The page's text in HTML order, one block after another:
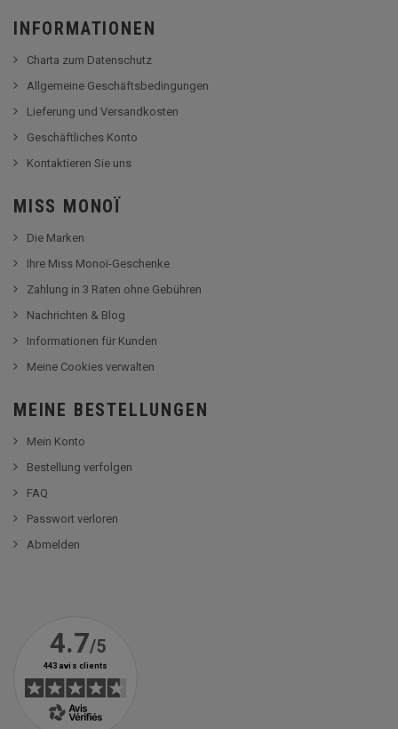
INFORMATIONEN
Charta zum Datenschutz
Allgemeine Geschäftsbedingungen
Lieferung und Versandkosten
Geschäftliches Konto
Kontaktieren Sie uns
MISS MONOÏ
Die Marken
Ihre Miss Monoï-Geschenke
Zahlung in 3 Raten ohne Gebühren
Nachrichten & Blog
Informationen für Kunden
Meine Cookies verwalten
MEINE BESTELLUNGEN
Mein Konto
Bestellung verfolgen
FAQ
Passwort verloren
Abmelden